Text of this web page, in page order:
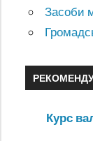
Засоби
Курс